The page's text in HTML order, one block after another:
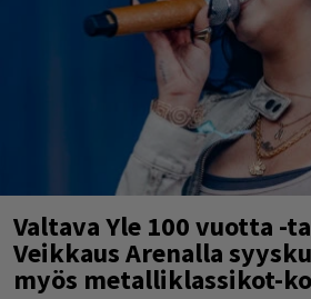
Valtava Yle 100 vuotta -
Veikkaus Arenalla
myös metalliklassikot-